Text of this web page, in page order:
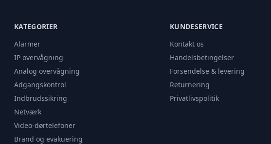
KATEGORIER
Alarmer
IP overvågning
Analog overvågning
Adgangskontrol
Indbrudssikring
Netværk
Video-dørtelefoner
Brand og evakuering
KUNDESERVICE
Kontakt os
Handelsbetingelser
Forsendelse & levering
Returnering
Privatlivspolitik